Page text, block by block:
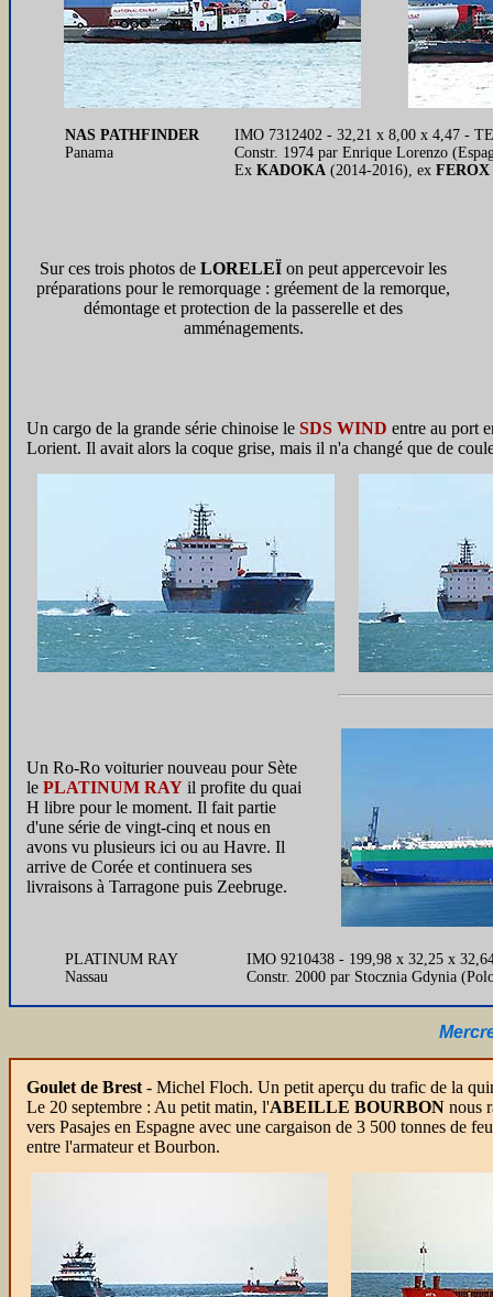
NAS PATHFINDER
Panama
IMO 7312402 - 32,21 x 8,00 x 4,47 -
Constr. 1974 par Enrique Lorenzo
Ex KADOKA (2014-2016), ex FEROX
Sur ces trois photos de LORELEÏ on peut appercevoir les
préparations pour le remorquage : gréement de la remorque,
démontage et protection de la passerelle et des
amménagements.
Un cargo de la grande série chinoise le SDS WIND entre au port
Lorient. Il avait alors la coque grise, mais il n'a changé que de
Un Ro-Ro voiturier nouveau pour Sète
le PLATINUM RAY il profite du quai
H libre pour le moment. Il fait partie
d'une série de vingt-cinq et nous en
avons vu plusieurs ici ou au Havre. Il
arrive de Corée et continuera ses
livraisons à Tarragone puis Zeebruge.
PLATINUM RAY
Nassau
IMO 9210438 - 199,98 x 32,25 x
Constr. 2000 par Stocznia Gdynia
Goulet de Brest - Michel Floch. Un petit aperçu du trafic de la
Le 20 septembre : Au petit matin, l'ABEILLE BOURBON nous
vers Pasajes en Espagne avec une cargaison de 3 500 tonnes de
entre l'armateur et Bourbon.